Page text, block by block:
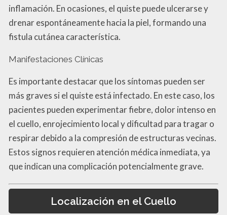
inflamación. En ocasiones, el quiste puede ulcerarse y
drenar espontáneamente hacia la piel, formando una
fistula cutánea característica.
Manifestaciones Clínicas
Es importante destacar que los síntomas pueden ser
más graves si el quiste está infectado. En este caso, los
pacientes pueden experimentar fiebre, dolor intenso en
el cuello, enrojecimiento local y dificultad para tragar o
respirar debido a la compresión de estructuras vecinas.
Estos signos requieren atención médica inmediata, ya
que indican una complicación potencialmente grave.
Localización en el Cuello